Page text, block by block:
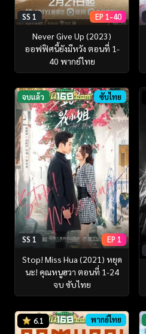
SS 1 EP 1-40
Never Give Up (2023)
ออฟฟิศนี้ยังมีหวัง ตอนที่ 1-
40 พากย์ไทย
จบแล้ว ซับไทย
SS 1 EP 1
Stop! Miss Hua (2021) หยุด
นะ! คุณหนูฮวา ตอนที่ 1-24
จบ ซับไทย
6.1 พากย์ไทย